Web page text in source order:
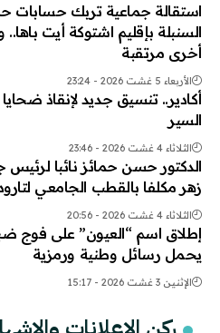
استقالة جماعية تربك حسابات
السنبلة بإقليم اشتوكة أيت باها..
أخرى مرتقبة
الأربعاء 5 غشت 2026 - 23:24
أكادير.. تنسيق جديد لإنقاذ
السير
الثلاثاء 4 غشت 2026 - 23:46
الدكتور حسن حمائز نائبا لرئيس
زهر مكلفا بالقطب الجامعي
الثلاثاء 4 غشت 2026 - 20:56
يحمل رسائل وطنية ورمزية
الإثنين 3 غشت 2026 - 15:17